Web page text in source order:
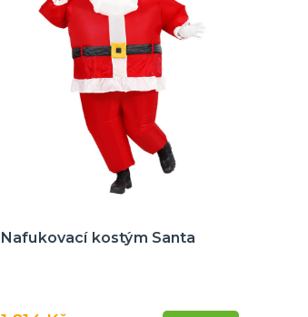
Nafukovací kostým Santa